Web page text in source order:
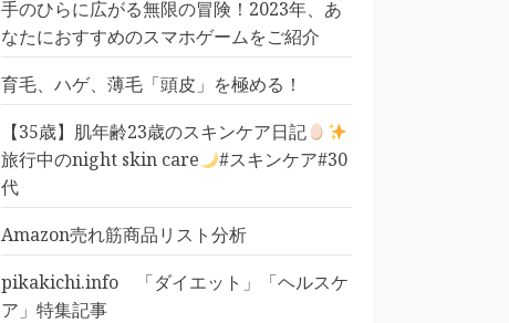
手のひらに広がる無限の冒険！2023年、あ
なたにおすすめのスマホゲームをご紹介
育毛、ハゲ、薄毛「頭皮」を極める！
【35歳】肌年齢23歳のスキンケア日記
旅行中のnight skin care
#スキンケア#30
代
Amazon売れ筋商品リスト分析
pikakichi.info 「ダイエット」「ヘルスケ
ア」特集記事